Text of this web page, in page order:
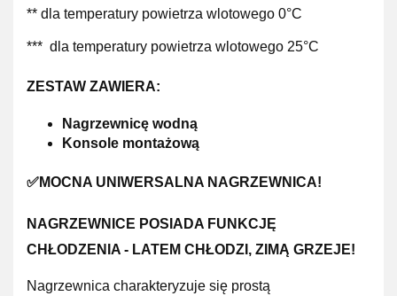
** dla temperatury powietrza wlotowego 0°C
*** dla temperatury powietrza wlotowego 25°C
ZESTAW ZAWIERA:
Nagrzewnicę wodną
Konsole montażową
✅MOCNA UNIWERSALNA NAGRZEWNICA!
NAGRZEWNICE POSIADA FUNKCJĘ
CHŁODZENIA - LATEM CHŁODZI, ZIMĄ GRZEJE!
Nagrzewnica charakteryzuje się prostą